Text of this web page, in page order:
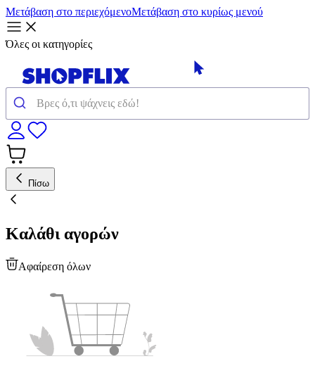
Μετάβαση στο περιεχόμενοΜετάβαση στο κυρίως μενού
Όλες οι κατηγορίες
Πίσω
Καλάθι αγορών
Αφαίρεση όλων